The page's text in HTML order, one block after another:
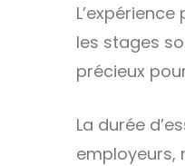
les stages
précieux
La durée
employeurs,